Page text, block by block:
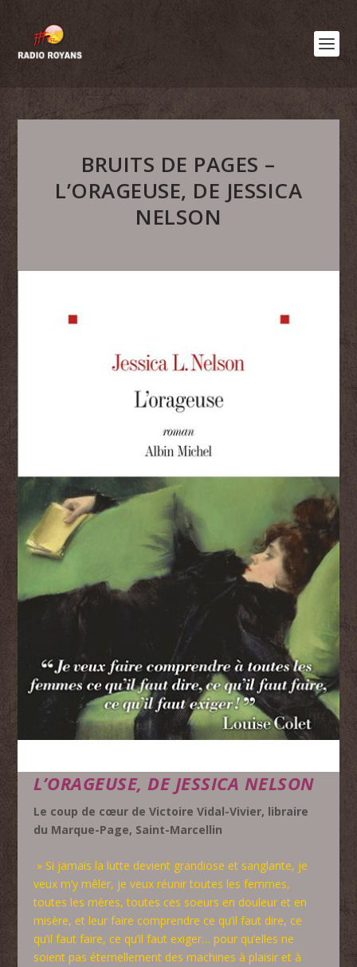
BRUITS DE PAGES –
L’ORAGEUSE, DE JESSICA
NELSON
L’ORAGEUSE, DE JESSICA NELSON
Le coup de cœur de Victoire Vidal-Vivier, libraire
du Marque-Page, Saint-Marcellin
» Si jamais la lutte devient grandiose et sanglante, je
veux m’y mêler, je veux réunir toutes les femmes,
toutes les mères, toutes ces soeurs en douleur et en
misère, et leur faire comprendre ce qu’il faut dire, ce
qu’il faut faire, ce qu’il faut exiger… pour qu’elles ne
soient pas éternellement des machines à plaisir et à